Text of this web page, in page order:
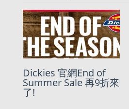
Dickies 官網End of
Summer Sale 再9折來
了!
Dickies 美國官網75折
Black Friday Deals